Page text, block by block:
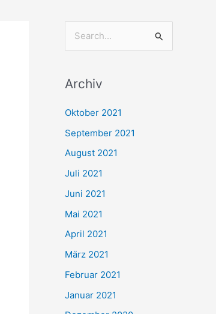
h
e
n
h
:
Archiv
Oktober 2021
September 2021
August 2021
Juli 2021
Juni 2021
Mai 2021
April 2021
März 2021
Februar 2021
Januar 2021